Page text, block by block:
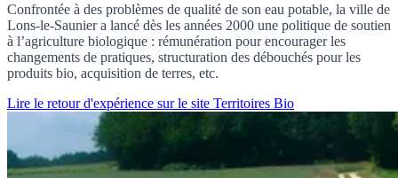
Confrontée à des problèmes de qualité de son eau potable, la ville de
Lons-le-Saunier a lancé dès les années 2000 une politique de soutien
à l’agriculture biologique : rémunération pour encourager les
changements de pratiques, structuration des débouchés pour les
produits bio, acquisition de terres, etc.
Lire le retour d'expérience sur le site Territoires Bio